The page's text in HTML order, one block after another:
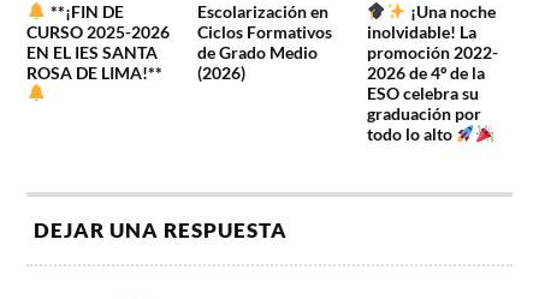
**¡FIN DE
CURSO 2025-2026
EN EL IES SANTA
ROSA DE LIMA!**
Escolarización en
Ciclos Formativos
de Grado Medio
(2026)
¡Una noche
inolvidable! La
promoción 2022-
2026 de 4º de la
ESO celebra su
graduación por
todo lo alto
DEJAR UNA RESPUESTA